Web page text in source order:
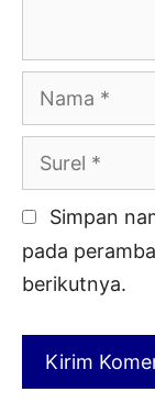
Nama
Surel
Simpan
pada
berikutnya.